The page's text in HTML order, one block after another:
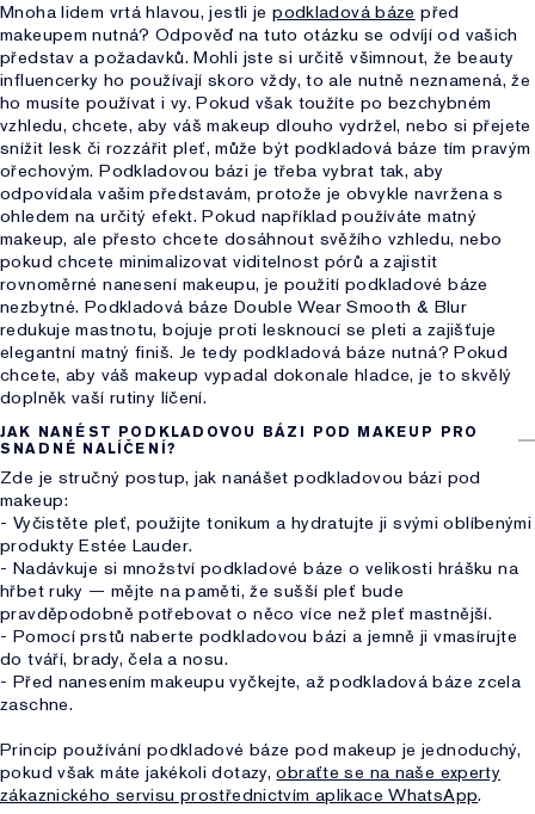
Mnoha lidem vrtá hlavou, jestli jepodkladová báze před
makeupem nutná? Odpověď na tuto otázku se odvíjí od vašich
představ a požadavků. Mohli jste si určitě všimnout, že beauty
influencerky ho používají skoro vždy, to ale nutně neznamená, že
ho musíte používat i vy. Pokud však toužíte po bezchybném
vzhledu, chcete, aby váš makeup dlouho vydržel, nebo si přejete
snížit lesk či rozzářit pleť, může být podkladová báze tím pravým
ořechovým. Podkladovou bázi je třeba vybrat tak, aby
odpovídala vašim představám, protože je obvykle navržena s
ohledem na určitý efekt. Pokud například používáte matný
makeup, ale přesto chcete dosáhnout svěžího vzhledu, nebo
pokud chcete minimalizovat viditelnost pórů a zajistit
rovnoměrné nanesení makeupu, je použití podkladové báze
nezbytné. Podkladová báze Double Wear Smooth & Blur
redukuje mastnotu, bojuje proti lesknoucí se pleti a zajišťuje
elegantní matný finiš. Je tedy podkladová báze nutná? Pokud
chcete, aby váš makeup vypadal dokonale hladce, je to skvělý
doplněk vaší rutiny líčení.
JAK NANÉST PODKLADOVOU BÁZI POD MAKEUP PRO
SNADNÉ NALÍČENÍ?
Zde je stručný postup, jak nanášet podkladovou bázi pod
makeup:
- Vyčistěte pleť, použijte tonikum a hydratujte ji svými oblíbenými
produkty Estée Lauder.
- Nadávkuje si množství podkladové báze o velikosti hrášku na
hřbet ruky — mějte na paměti, že sušší pleť bude
pravděpodobně potřebovat o něco více než pleť mastnější.
- Pomocí prstů naberte podkladovou bázi a jemně ji vmasírujte
do tváří, brady, čela a nosu.
- Před nanesením makeupu vyčkejte, až podkladová báze zcela
zaschne.
Princip používání podkladové báze pod makeup je jednoduchý,
pokud však máte jakékoli dotazy,obraťte se na naše experty
zákaznického servisu prostřednictvím aplikace WhatsApp.